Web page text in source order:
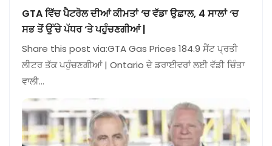
GTA ਵਿੱਚ ਪੈਟਰੋਲ ਦੀਆਂ ਕੀਮਤਾਂ ‘ਚ ਵੱਡਾ ਉਛਾਲ, 4 ਸਾਲਾਂ ‘ਚ
ਸਭ ਤੋਂ ਉੱਚੇ ਪੱਧਰ ‘ਤੇ ਪਹੁੰਚਣਗੀਆਂ |
Share this post via:GTA Gas Prices 184.9 ਸੈਂਟ ਪ੍ਰਤੀ
ਲੀਟਰ ਤੱਕ ਪਹੁੰਚਣਗੀਆਂ | Ontario ਦੇ ਡਰਾਈਵਰਾਂ ਲਈ ਵੱਡੀ ਚਿੰਤਾ
ਵਾਲੀ…